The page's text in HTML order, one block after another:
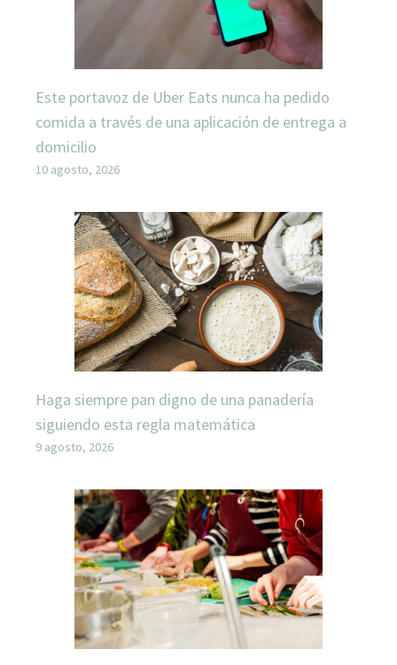
Este portavoz de Uber Eats nunca ha pedido
comida a través de una aplicación de entrega a
domicilio
10 agosto, 2026
Haga siempre pan digno de una panadería
siguiendo esta regla matemática
9 agosto, 2026